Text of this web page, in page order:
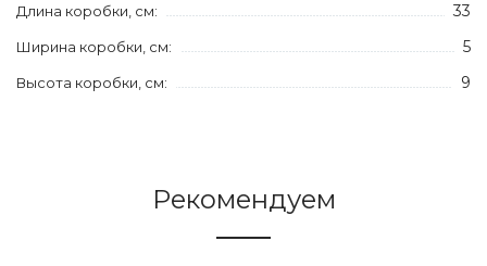
Длина коробки, см: 33
Ширина коробки, см: 5
Высота коробки, см: 9
Рекомендуем